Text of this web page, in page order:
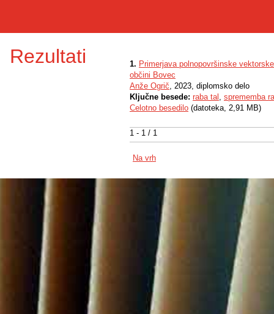
Rezultati
1 - 1 / 1
1. Primerjava polnopovršinske
občini Bovec
Anže Ogrič, 2023, diplomsko delo
Ključne besede: raba tal , sprememba
Celotno besedilo (datoteka, 2,91 MB)
Na vrh